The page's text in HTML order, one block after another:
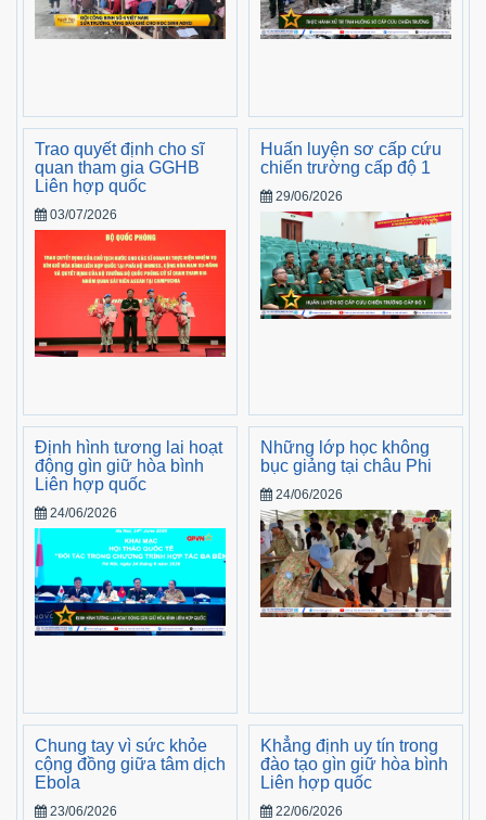
Trao quyết định cho sĩ
quan tham gia GGHB
Liên hợp quốc
03/07/2026
Huấn luyện sơ cấp cứu
chiến trường cấp độ 1
29/06/2026
Định hình tương lai hoạt
động gìn giữ hòa bình
Liên hợp quốc
24/06/2026
Những lớp học không
bục giảng tại châu Phi
24/06/2026
Chung tay vì sức khỏe
cộng đồng giữa tâm dịch
Ebola
23/06/2026
Khẳng định uy tín trong
đào tạo gìn giữ hòa bình
Liên hợp quốc
22/06/2026